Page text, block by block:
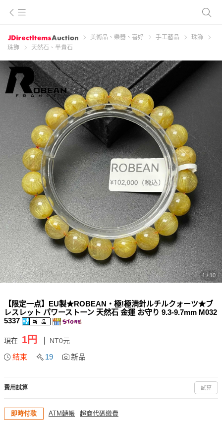
美術品、樂器、喜好 手工藝品
珠飾
珠飾
天然石、半貴石
1 / 10
【限定一点】EU製★ROBEAN・極!極満針ルチルクォーツ★ブ
レスレット パワーストーン 天然石 金運 お守り 9.3-9.7mm M032
5337
現在 1円 NT0元
結束 19 新品
費用試算 試算
即時付款 ATM轉帳 超商代碼繳費